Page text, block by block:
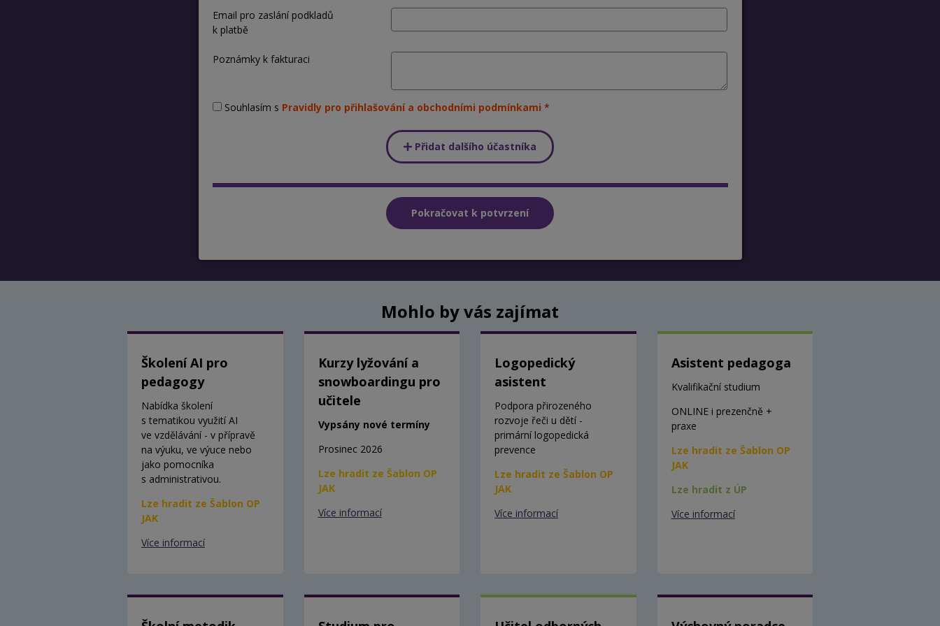
Email pro zaslání podkladů
k platbě
Poznámky k fakturaci
Souhlasím s Pravidly pro přihlašování a obchodními podmínkami
Přidat dalšího účastníka
Mohlo by vás zajímat
Školení AI pro
pedagogy
Nabídka školení
s tematikou využití AI
ve vzdělávání - v přípravě
na výuku, ve výuce nebo
jako pomocníka
s administrativou.
Lze hradit ze Šablon OP
JAK
Více informací
Kurzy lyžování a
snowboardingu pro
učitele
Vypsány nové termíny
Prosinec 2026
Lze hradit ze Šablon OP
JAK
Více informací
Logopedický
asistent
Podpora přirozeného
rozvoje řeči u dětí -
primární logopedická
prevence
Lze hradit ze Šablon OP
JAK
Více informací
Asistent pedagoga
Kvalifikační studium
ONLINE i prezenčně +
praxe
Lze hradit ze Šablon OP
JAK
Lze hradit z ÚP
Více informací